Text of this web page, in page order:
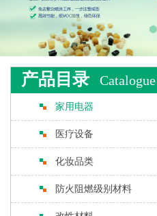
产品目录 Catalogue
家用电器
医疗设备
化妆品类
防火阻燃级别材料